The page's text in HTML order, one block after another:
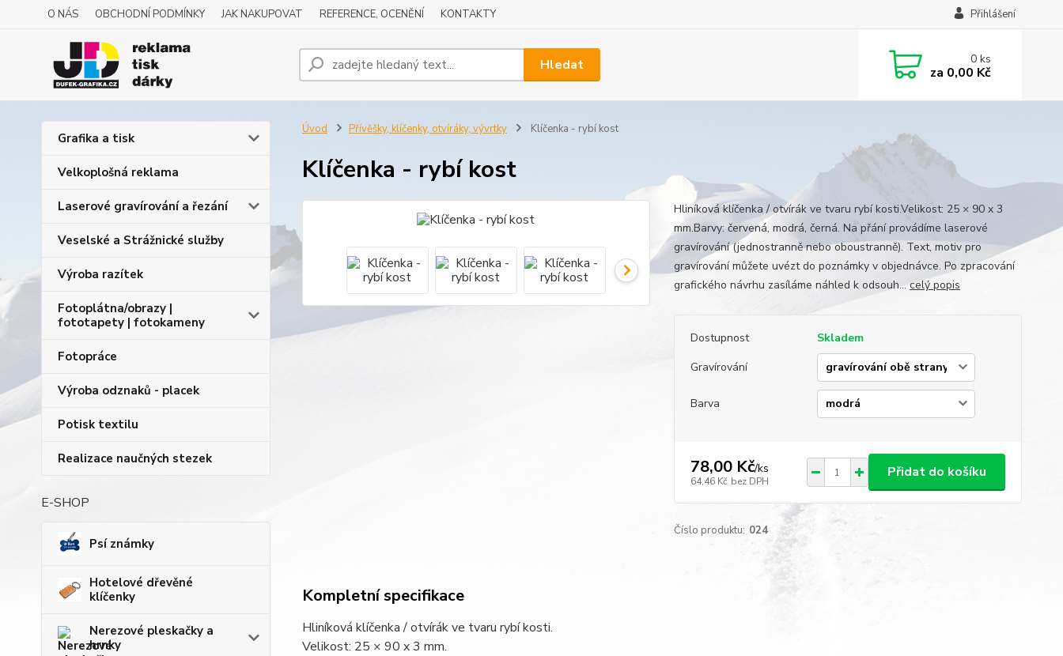
O NÁS OBCHODNÍ PODMÍNKY JAK NAKUPOVAT REFERENCE, OCENĚNÍ KONTAKTY Přihlášení
Hledat 0ks
za 0,00 Kč
Grafika a tisk
Velkoplošná reklama
Laserové gravírování a řezání
Veselské a Strážnické služby
Výroba razítek
Fotoplátna/obrazy |
fototapety | fotokameny
Fotopráce
Výroba odznaků - placek
Potisk textilu
Realizace naučných stezek
E-SHOP
Psí známky
Hotelové dřevěné
klíčenky
Nerezové pleskačky a
hrnky
Úvod Přívěšky, klíčenky, otvíráky, vývrtky Klíčenka - rybí kost
Klíčenka - rybí kost
Hliníková klíčenka / otvírák ve tvaru rybí kosti.Velikost: 25 × 90 x 3
mm.Barvy: červená, modrá, černá. Na přání provádíme laserové
gravírování (jednostranně nebo oboustranně). Text, motiv pro
gravírování můžete uvézt do poznámky v objednávce. Po zpracování
grafického návrhu zasíláme náhled k odsouh... celý popis
Dostupnost
Skladem
Gravírování
Barva
78,00 Kč/ks
64,46 Kč bez DPH
Přidat do košíku
Číslo produktu: 024
Kompletní specifikace
Hliníková klíčenka / otvírák ve tvaru rybí kosti.
Velikost: 25 × 90 x 3 mm.